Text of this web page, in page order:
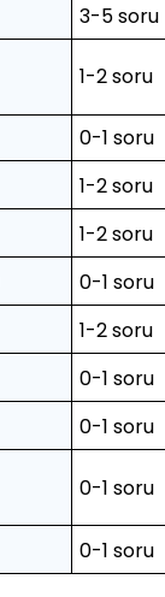
3-5 soru
1-2 soru
0-1 soru
1-2 soru
1-2 soru
0-1 soru
1-2 soru
0-1 soru
0-1 soru
0-1 soru
0-1 soru